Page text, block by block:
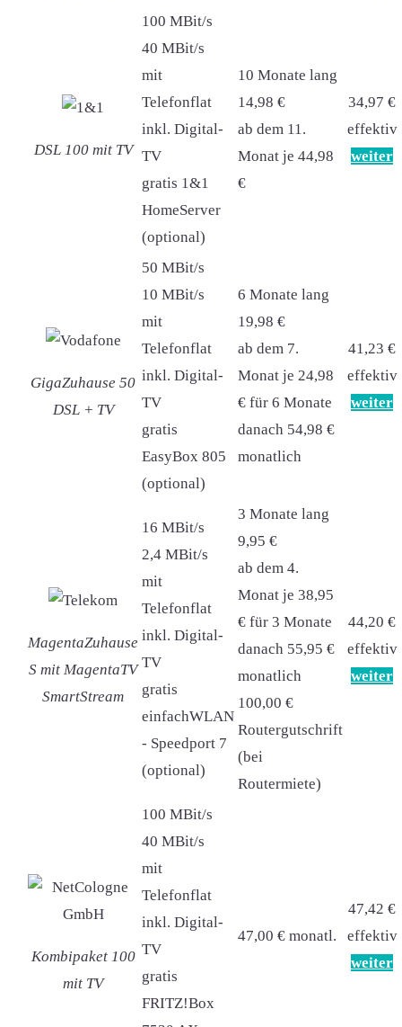
DSL 100 mit TV
100 MBit/s
40 MBit/s
mit
Telefonflat
inkl. Digital-
TV
gratis 1&1
HomeServer
(optional)
10 Monate lang
14,98 €
ab dem 11.
Monat je 44,98
€
34,97 €
effektiv
weiter
GigaZuhause 50
DSL + TV
50 MBit/s
10 MBit/s
mit
Telefonflat
inkl. Digital-
TV
gratis
EasyBox 805
(optional)
6 Monate lang
19,98 €
ab dem 7.
Monat je 24,98
€ für 6 Monate
danach 54,98 €
monatlich
41,23 €
effektiv
weiter
MagentaZuhause
S mit MagentaTV
SmartStream
16 MBit/s
2,4 MBit/s
mit
Telefonflat
inkl. Digital-
TV
gratis
einfachWLAN
- Speedport 7
(optional)
3 Monate lang
9,95 €
ab dem 4.
Monat je 38,95
€ für 3 Monate
danach 55,95 €
monatlich
100,00 €
Routergutschrift
(bei
Routermiete)
44,20 €
effektiv
weiter
Kombipaket 100
mit TV
100 MBit/s
40 MBit/s
mit
Telefonflat
inkl. Digital-
TV
gratis
FRITZ!Box
47,00 € monatl.
47,42 €
effektiv
weiter